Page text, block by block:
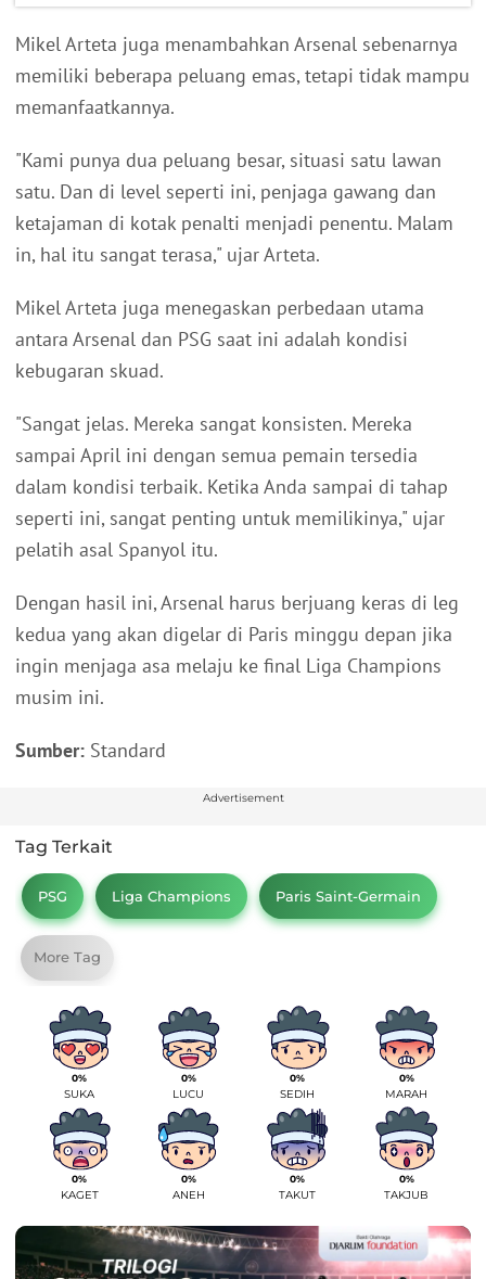
Mikel Arteta juga menambahkan Arsenal sebenarnya
memiliki beberapa peluang emas, tetapi tidak mampu
memanfaatkannya.
"Kami punya dua peluang besar, situasi satu lawan
satu. Dan di level seperti ini, penjaga gawang dan
ketajaman di kotak penalti menjadi penentu. Malam
in, hal itu sangat terasa," ujar Arteta.
Mikel Arteta juga menegaskan perbedaan utama
antara Arsenal dan PSG saat ini adalah kondisi
kebugaran skuad.
"Sangat jelas. Mereka sangat konsisten. Mereka
sampai April ini dengan semua pemain tersedia
dalam kondisi terbaik. Ketika Anda sampai di tahap
seperti ini, sangat penting untuk memilikinya," ujar
pelatih asal Spanyol itu.
Dengan hasil ini, Arsenal harus berjuang keras di leg
kedua yang akan digelar di Paris minggu depan jika
ingin menjaga asa melaju ke final Liga Champions
musim ini.
Sumber: Standard
Advertisement
Tag Terkait
PSG Liga Champions Paris Saint-Germain
More Tag
0%
SUKA
0%
LUCU
0%
SEDIH
0%
MARAH
0%
KAGET
0%
ANEH
0%
TAKUT
0%
TAKJUB